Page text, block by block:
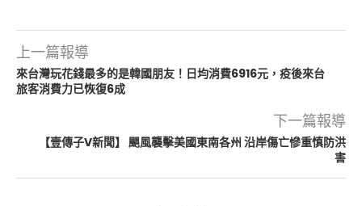
上一篇報導
來台灣玩花錢最多的是韓國朋友！日均消費6916元，疫後來台
旅客消費力已恢復6成
下一篇報導
【壹傳子V新聞】 颶風襲擊美國東南各州 沿岸傷亡慘重慎防洪
害